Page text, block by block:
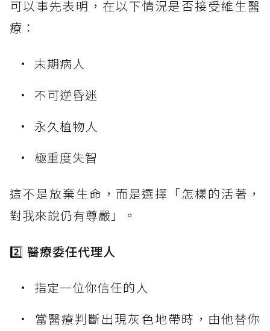
可以事先表明，在以下情況是否接受維生醫
療：
末期病人
不可逆昏迷
永久植物人
極重度失智
這不是放棄生命，而是選擇「怎樣的活著，
對我來說仍有尊嚴」。
2️⃣ 醫療委任代理人
指定一位你信任的人
當醫療判斷出現灰色地帶時，由他替你